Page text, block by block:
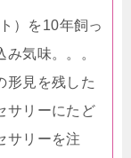
）を10年飼っ
気味。。。
形見を残した
サリーにたど
サリーを注